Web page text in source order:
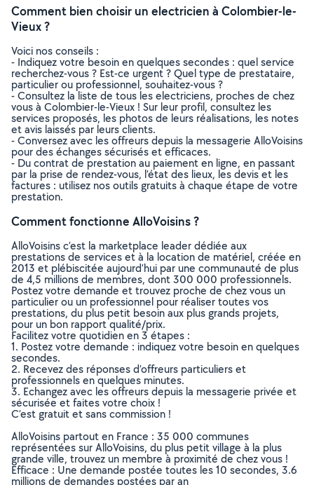
Comment bien choisir un electricien à Colombier-le-
Vieux ?
Voici nos conseils :
- Indiquez votre besoin en quelques secondes : quel service
recherchez-vous ? Est-ce urgent ? Quel type de prestataire,
particulier ou professionnel, souhaitez-vous ?
- Consultez la liste de tous les electriciens, proches de chez
vous à Colombier-le-Vieux ! Sur leur profil, consultez les
services proposés, les photos de leurs réalisations, les notes
et avis laissés par leurs clients.
- Conversez avec les offreurs depuis la messagerie AlloVoisins
pour des échanges sécurisés et efficaces.
- Du contrat de prestation au paiement en ligne, en passant
par la prise de rendez-vous, l’état des lieux, les devis et les
factures : utilisez nos outils gratuits à chaque étape de votre
prestation.
Comment fonctionne AlloVoisins ?
AlloVoisins c’est la marketplace leader dédiée aux
prestations de services et à la location de matériel, créée en
2013 et plébiscitée aujourd’hui par une communauté de plus
de 4,5 millions de membres, dont 300 000 professionnels.
Postez votre demande et trouvez proche de chez vous un
particulier ou un professionnel pour réaliser toutes vos
prestations, du plus petit besoin aux plus grands projets,
pour un bon rapport qualité/prix.
Facilitez votre quotidien en 3 étapes :
1. Postez votre demande : indiquez votre besoin en quelques
secondes.
2. Recevez des réponses d’offreurs particuliers et
professionnels en quelques minutes.
3. Echangez avec les offreurs depuis la messagerie privée et
sécurisée et faites votre choix !
C’est gratuit et sans commission !
AlloVoisins partout en France : 35 000 communes
représentées sur AlloVoisins, du plus petit village à la plus
grande ville, trouvez un membre à proximité de chez vous !
Efficace : Une demande postée toutes les 10 secondes, 3.6
millions de demandes postées par an